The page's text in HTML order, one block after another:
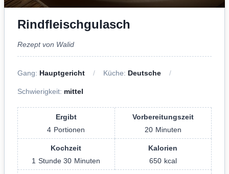
Rindfleischgulasch
Rezept von Walid
Gang: Hauptgericht Küche: Deutsche
Schwierigkeit: mittel
Ergibt
4 Portionen
Vorbereitungszeit
20 Minuten
Kochzeit
1 Stunde30 Minuten
Kalorien
650 kcal